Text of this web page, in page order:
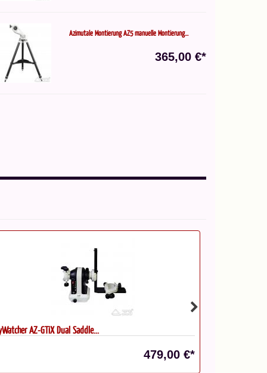
Azimutale Montierung AZ5 manuelle Montierung...
365,00 €*
V-Schiene/GP-Montageschiene...
52,50 €*